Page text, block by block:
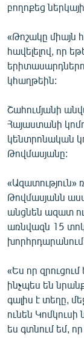
բողոքեց
«Թոշակը միայն
հավելելով, որ
կհաղթեին:
Շահումյանի
Հայաստանի
կենտրոնական
Թովմասյանը:
«Ազատություն»
Թովմասյանն
անցնեն ազատ
առնվազն 15
«Ես որ
ինչպես են
գալիս է տեղը,
ունեն
ես գտնում եմ,